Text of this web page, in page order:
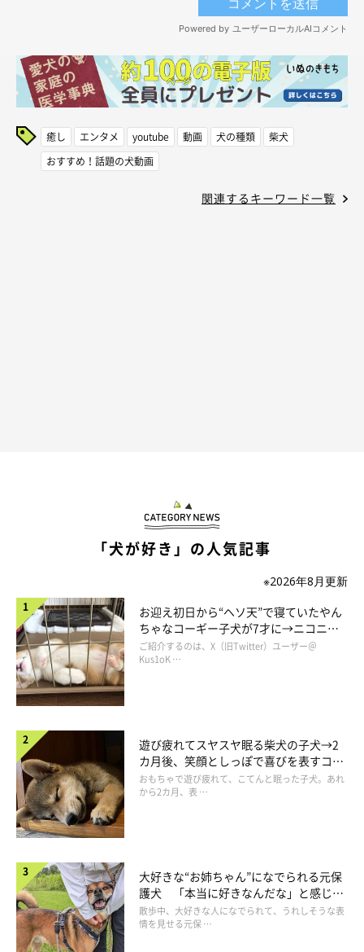
癒し エンタメ youtube 動画 犬の種類
柴犬
おすすめ！話題の犬動画
関連するキーワード一覧
「犬が好き」の人気記事
※2026年8月更新
お迎え初日から“ヘソ天”で寝ていたやん
ちゃなコーギー子犬が7才に→ニコニ
コ“コーギースマイル”が魅力のコに成
長！
ご紹介するのは、X（旧Twitter）ユーザー＠
Kus1oK …
遊び疲れてスヤスヤ眠る柴犬の子犬→2
カ月後、笑顔としっぽで喜びを表すコに
成長！
おもちゃで遊び疲れて、こてんと眠った子犬。あれ
から2カ月、表 …
大好きな“お姉ちゃん”になでられる元保
護犬 「本当に好きなんだな」と感じる
表情にほっこり
散歩中、大好きな人になでられて、うれしそうな表
情を見せる元保 …